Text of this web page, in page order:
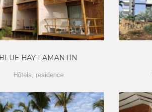
BLUE BAY LAMANTIN
Hôtels, residence